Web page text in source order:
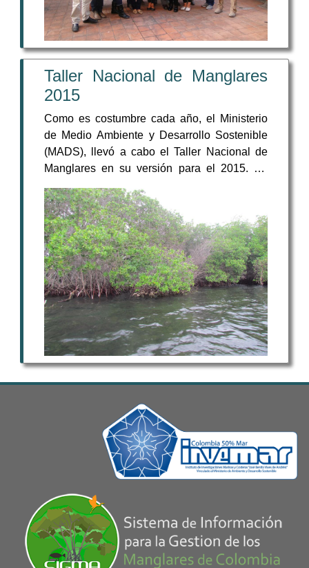
Taller Nacional de Manglares
2015
Como es costumbre cada año, el Ministerio
de Medio Ambiente y Desarrollo Sostenible
(MADS), llevó a cabo el Taller Nacional de
Manglares en su versión para el 2015. En
apoyo de Corpoguajira en la ciudad de
Riohacha entre del 17 al 20 de Noviembre. Al
Taller atendieron representantes de las
Corporaciones Autónomas Regionales de los
departamentos de Chocó (Codechocó),
Cauca (CRC), Córdoba (CVS), San Andrés,
Providencia y Santa Catalina (Coralina), La
Guajira (Corpoguajira), Atlántico (CRA);
Parques Nacionales Naturales (SFF Ciénaga
Grande de Santa Marta); Conservación
Internacional (CI) y el Instituto de
Investigaciones Marinas y Costeras "José